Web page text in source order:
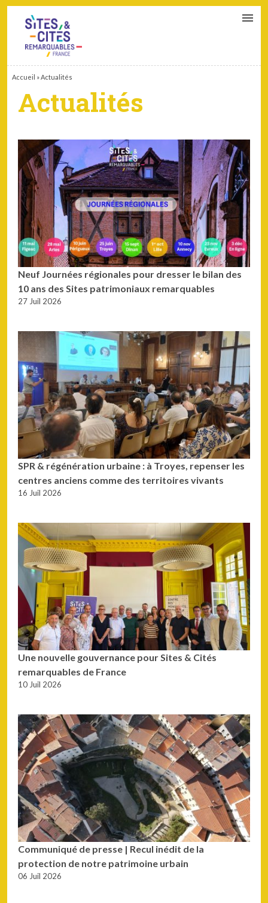
Accueil »Actualités
Actualités
Neuf Journées régionales pour dresser le bilan des
10 ans des Sites patrimoniaux remarquables
27 Juil 2026
SPR & régénération urbaine : à Troyes, repenser les
centres anciens comme des territoires vivants
16 Juil 2026
Une nouvelle gouvernance pour Sites & Cités
remarquables de France
10 Juil 2026
Communiqué de presse | Recul inédit de la
protection de notre patrimoine urbain
06 Juil 2026